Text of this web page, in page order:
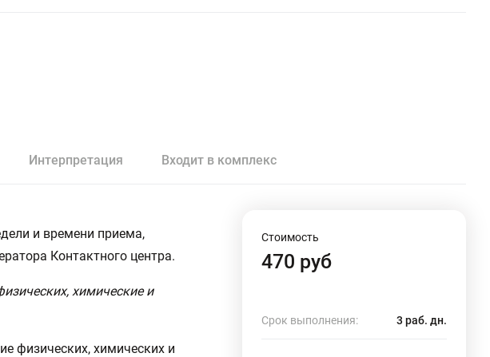
Интерпретация Входит в комплекс
и времени приема,
Контактного центра.
химические и
физических, химических и
Стоимость
470 руб
Срок выполнения: 3 раб. дн.